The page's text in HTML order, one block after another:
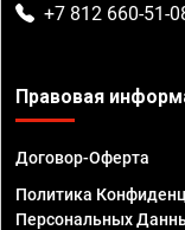
+7 812 660-51-
Правовая
Договор-Оферта
Политика
Персональных